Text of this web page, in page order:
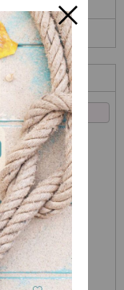
y laPolítica de